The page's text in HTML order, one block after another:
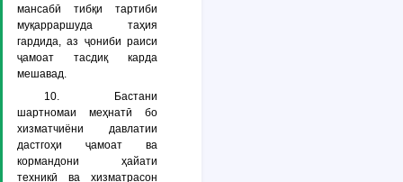
мансабӣ тибқи тартиби
муқарраршуда таҳия
гардида, аз ҷониби раиси
ҷамоат тасдиқ карда
мешавад.
10. Бастани
шартномаи меҳнатӣ бо
хизматчиёни давлатии
дастгоҳи ҷамоат ва
кормандони ҳайати
техникӣ ва хизматрасон